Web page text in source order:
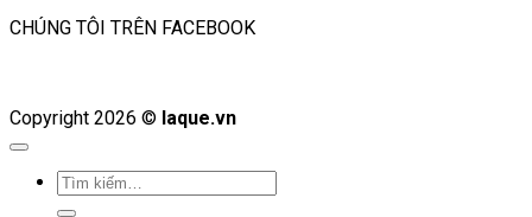
CHÚNG TÔI TRÊN FACEBOOK
Copyright 2026 © laque.vn
Tìm